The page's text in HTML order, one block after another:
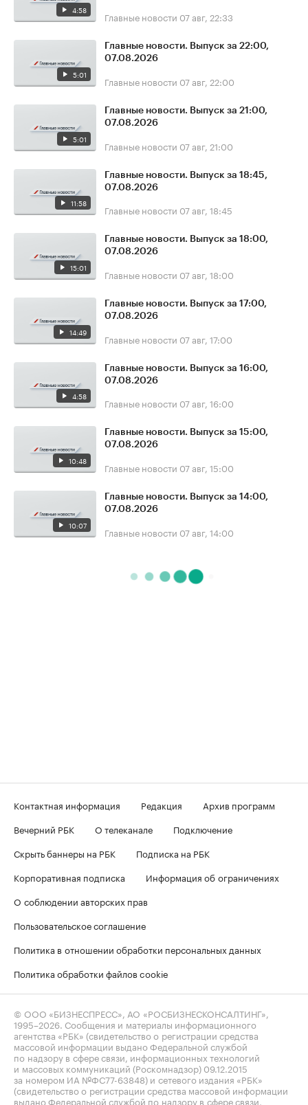
4:58 Главные новости 07 авг, 22:33
5:01
Главные новости. Выпуск за 22:00,
07.08.2026
Главные новости 07 авг, 22:00
5:01
Главные новости. Выпуск за 21:00,
07.08.2026
Главные новости 07 авг, 21:00
11:58
Главные новости. Выпуск за 18:45,
07.08.2026
Главные новости 07 авг, 18:45
15:01
Главные новости. Выпуск за 18:00,
07.08.2026
Главные новости 07 авг, 18:00
14:49
Главные новости. Выпуск за 17:00,
07.08.2026
Главные новости 07 авг, 17:00
4:58
Главные новости. Выпуск за 16:00,
07.08.2026
Главные новости 07 авг, 16:00
10:48
Главные новости. Выпуск за 15:00,
07.08.2026
Главные новости 07 авг, 15:00
10:07
Главные новости. Выпуск за 14:00,
07.08.2026
Главные новости 07 авг, 14:00
Контактная информация Редакция
Архив программ
Вечерний РБК
О телеканале
Подключение
Скрыть баннеры на РБК
Подписка на РБК
Корпоративная подписка
Информация об ограничениях
О соблюдении авторских прав
Пользовательское соглашение
Политика в отношении обработки персональных данных
Политика обработки файлов cookie
© ООО «БИЗНЕСПРЕСС», АО «РОСБИЗНЕСКОНСАЛТИНГ»,
1995–2026 . Сообщения и материалы информационного
агентства «РБК» (свидетельство о регистрации средства
массовой информации выдано Федеральной службой
по надзору в сфере связи, информационных технологий
и массовых коммуникаций (Роскомнадзор) 09.12.2015
за номером ИА №ФС77-63848) и сетевого издания «РБК»
(свидетельство о регистрации средства массовой информации
выдано Федеральной службой по надзору в сфере связи,